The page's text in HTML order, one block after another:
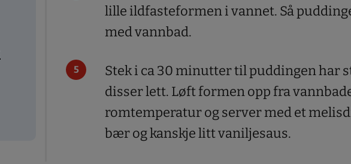
lille ildfasteformen i vannet. Så
med vannbad.
Stek i ca 30 minutter til puddingen har
disser lett. Løft formen opp fra
romtemperatur og server med et
bær og kanskje litt vaniljesaus.